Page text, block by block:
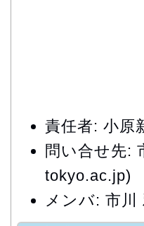
責任者: 小原
問い合せ先:
tokyo.ac.jp)
メンバ: 市川